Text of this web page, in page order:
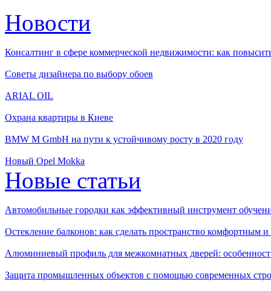
Новости
Консалтинг в сфере коммерческой недвижимости: как
Советы дизайнера по выбору обоев
ARIAL OIL
Охрана квартиры в Киеве
BMW M GmbH на пути к устойчивому росту в 2020 году
Новый Opel Mokka
Новые статьи
Автомобильные городки как эффективный инструмент
Остекление балконов: как сделать пространство комфортным
Алюминиевый профиль для межкомнатных дверей:
Защита промышленных объектов с помощью современных